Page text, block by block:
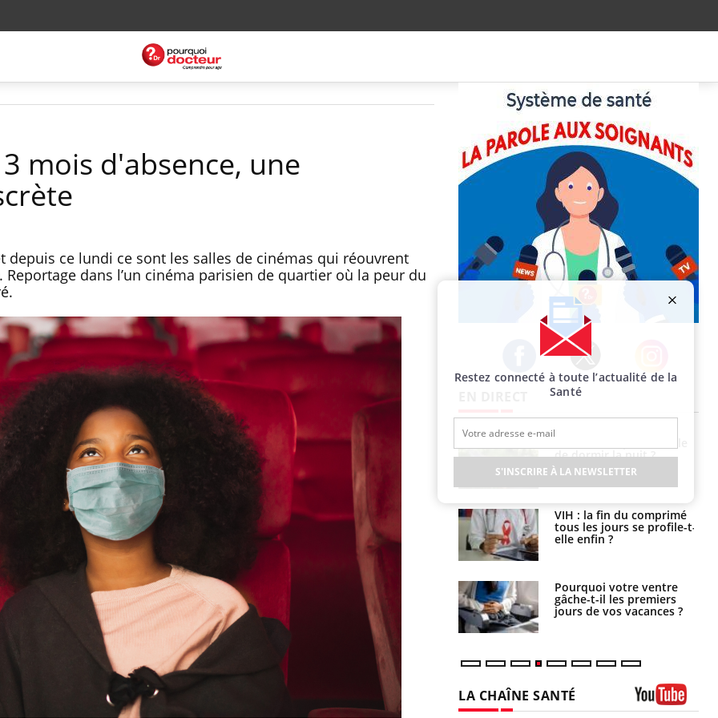
mois d'absence, une
depuis ce lundi ce sont les salles de cinémas qui réouvrent
dans l’un cinéma parisien de quartier où la peur du
Facebook Twitter Instagram
Chikungunya, dengue,
West Nile : que se passe-
t-il dans le sud de la
France ?
Les médicaments GLP-1
protègent-ils aussi les os
Cytomégalovirus : ce qui
change dans la prise en
charge des femmes
enceintes
de dormir la nuit ?
VIH : la fin du comprimé
tous les jours se profile-t-
elle enfin ?
Pourquoi votre ventre
gâche-t-il les premiers
jours de vos vacances ?
pourquoi le risque de
noyade grimpe-t-il ?
Le Viagra pourrait-il
freiner la propagation du
cancer ?
Pourquoi manger moins
de protéines pourrait
finalement être bénéfique
LA CHAÎNE SANTÉ
Restez connecté à toute l’actualité de la
Santé
S'INSCRIRE À LA NEWSLETTER